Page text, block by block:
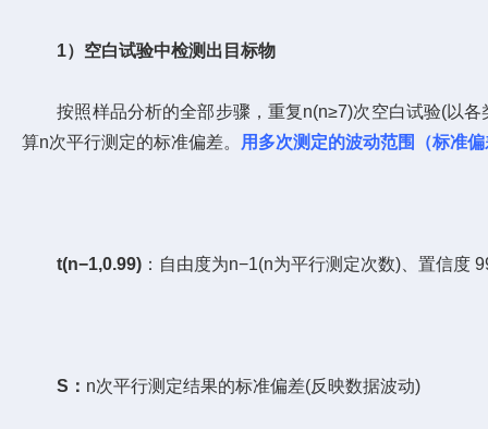
1）空白试验中检测出目标物
按照样品分析的全部步骤，重复n(n≥7)次空白试验(以各
算n次平行测定的标准偏差。
用多次测定的波动范围（标准
t(n−1,0.99) ：自由度为n−1(n为平行测定次数)、置信度
S： n次平行测定结果的标准偏差(反映数据波动)